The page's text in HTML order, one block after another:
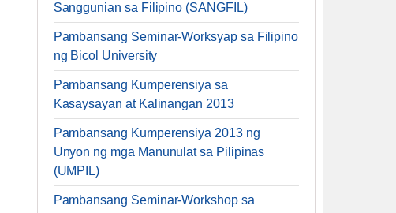
Sanggunian sa Filipino (SANGFIL)
Pambansang Seminar-Worksyap sa Filipino
ng Bicol University
Pambansang Kumperensiya sa
Kasaysayan at Kalinangan 2013
Pambansang Kumperensiya 2013 ng
Unyon ng mga Manunulat sa Pilipinas
(UMPIL)
Pambansang Seminar-Workshop sa